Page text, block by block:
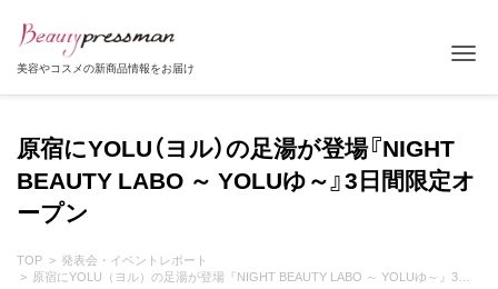
美容やコスメの新商品情報をお届け
原宿にYOLU（ヨル）の足湯が登場『NIGHT
BEAUTY LABO ～ YOLUゆ～』3日間限定オ
ープン
TOP
発表会・イベントレポート
原宿にYOLU（ヨル）の足湯が登場『NIGHT BEAUTY LABO ～ YOLUゆ～』3日間限定オープン